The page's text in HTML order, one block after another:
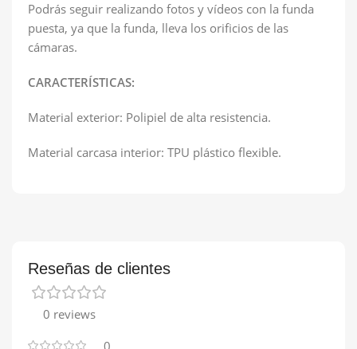
Podrás seguir realizando fotos y vídeos con la funda
puesta, ya que la funda, lleva los orificios de las
cámaras.
CARACTERÍSTICAS:
Material exterior: Polipiel de alta resistencia.
Material carcasa interior: TPU plástico flexible.
Reseñas de clientes
0 reviews